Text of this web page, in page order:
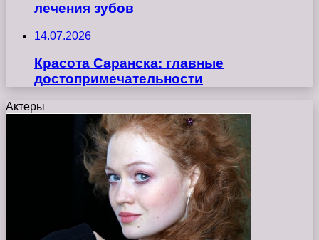
лечения зубов
14.07.2026
Красота Саранска: главные
достопримечательности
Актеры